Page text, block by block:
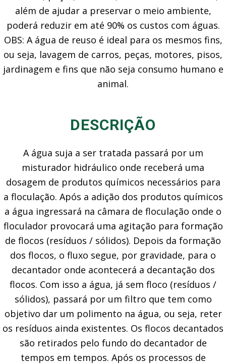
além de ajudar a preservar o meio ambiente,
poderá reduzir em até 90% os custos com águas.
OBS: A água de reuso é ideal para os mesmos fins,
ou seja, lavagem de carros, peças, motores, pisos,
jardinagem e fins que não seja consumo humano e
animal.
DESCRIÇÃO
A água suja a ser tratada passará por um
misturador hidráulico onde receberá uma
dosagem de produtos químicos necessários para
a floculação. Após a adição dos produtos químicos
a água ingressará na câmara de floculação onde o
floculador provocará uma agitação para formação
de flocos (resíduos / sólidos). Depois da formação
dos flocos, o fluxo segue, por gravidade, para o
decantador onde acontecerá a decantação dos
flocos. Com isso a água, já sem floco (resíduos /
sólidos), passará por um filtro que tem como
objetivo dar um polimento na água, ou seja, reter
os resíduos ainda existentes. Os flocos decantados
são retirados pelo fundo do decantador de
tempos em tempos. Após os processos de